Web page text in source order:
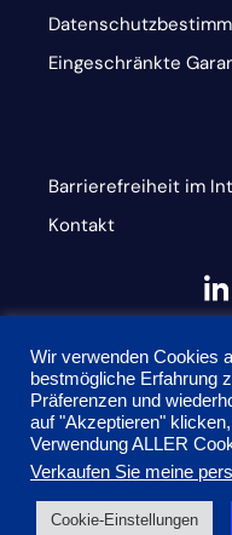
Eingeschränkte
Barrierefreiheit im
Kontakt
This site is protected
Privacy Policy
Wir verwenden Cookies
bestmögliche Erfahrung
Präferenzen und
auf "Akzeptieren"
Verwendung ALLER
Verkaufen Sie meine
Cookie-Einstellungen